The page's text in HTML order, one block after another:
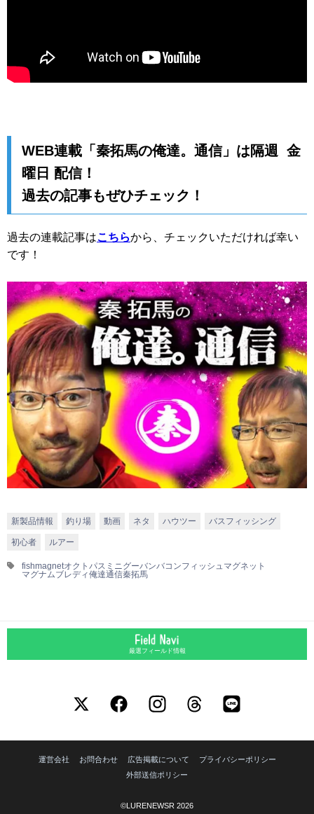
WEB連載「秦拓馬の俺達。通信」は隔週 金
曜日 配信！
過去の記事もぜひチェック！
過去の連載記事はこちらから、チェックいただければ幸い
です！
新製品情報 釣り場 動画 ネタ ハウツー バスフィッシング
初心者 ルアー
fishmagnetオクトパスミニグーバンバコンフィッシュマグネット
マグナムブレディ俺達通信秦拓馬
厳選フィールド情報
運営会社 お問合わせ 広告掲載について
プライバシーポリシー
外部送信ポリシー
©LURENEWSR 2026